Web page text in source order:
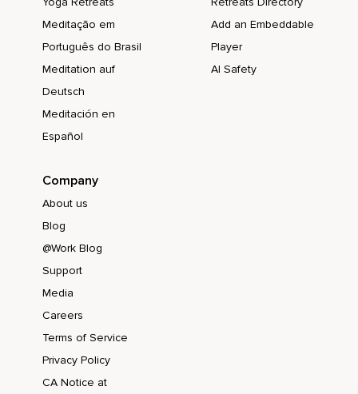
Meditação em
Português do Brasil
Meditation auf
Deutsch
Meditación en
Español
Add an Embeddable
Player
AI Safety
Company
About us
Blog
@Work Blog
Support
Media
Careers
Terms of Service
Privacy Policy
CA Notice at